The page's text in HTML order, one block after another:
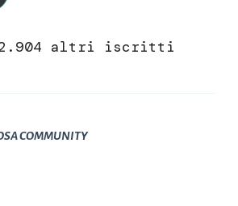
altri iscritti
COMMUNITY